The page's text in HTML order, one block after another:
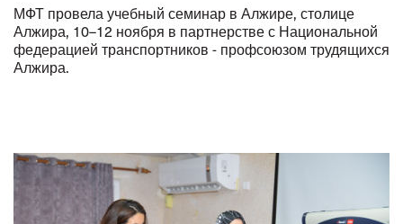
МФТ провела учебный семинар в Алжире, столице
Алжира, 10–12 ноября в партнерстве с Национальной
федерацией транспортников - профсоюзом трудящихся
Алжира.